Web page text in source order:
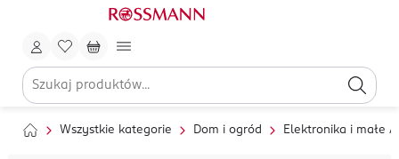
Wszystkie kategorie Dom i ogród Elektronika i małe